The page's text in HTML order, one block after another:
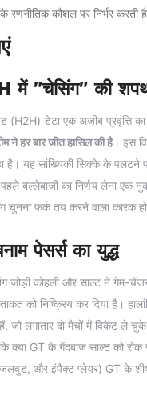
कौशल पर निर्भर करती
में "चेसिंग" की
(H2H) डेटा एक अजीब प्रवृत्ति
ने हर बार जीत हासिल की है। इस
यह सांख्यिकी सिक्के के पलटने पर
बल्लेबाजी का निर्णय लेना एक
चुनना फर्क तय करने वाला कारक
पेसर्स का युद्ध
जोड़ी कोहली और साल्ट ने गेम-
को निष्क्रिय कर दिया है।
जो लगातार दो मैचों में विकेट ले
क्या GT के गेंदबाज साल्ट को
और इंपैक्ट प्लेयर) GT के